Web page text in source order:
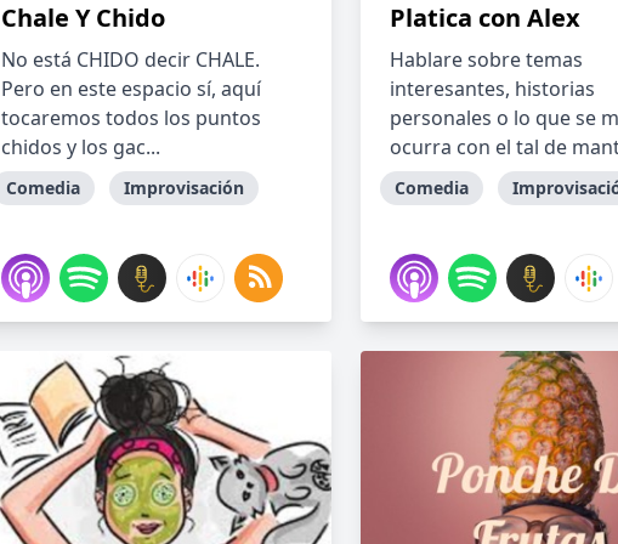
Chale Y Chido
No está CHIDO decir CHALE.
Pero en este espacio sí, aquí
tocaremos todos los puntos
chidos y los gac...
Comedia Improvisación
Platica con Alex
Hablare sobre temas
interesantes, historias
personales o lo que se
ocurra con el tal de
Comedia